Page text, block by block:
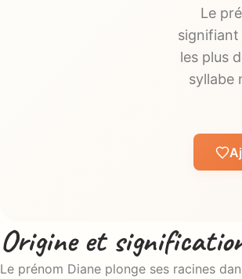
Le
signifiant
les plus
syllabe
Origine et
Le prénom Diane plonge ses racines